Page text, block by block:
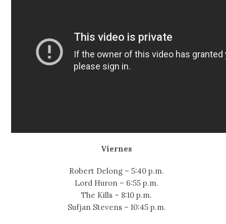
Viernes
Robert Delong – 5:40 p.m.
Lord Huron – 6:55 p.m.
The Kills – 8:10 p.m.
Sufjan Stevens – 10:45 p.m.